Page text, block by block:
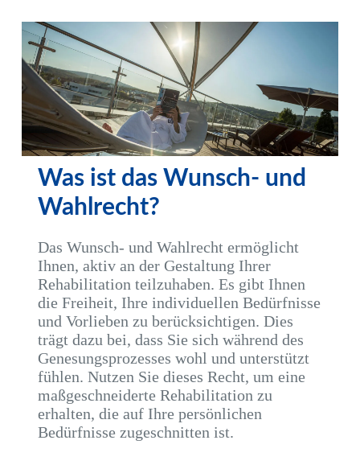
Was ist das Wunsch- und
Wahlrecht?
Das Wunsch- und Wahlrecht ermöglicht
Ihnen, aktiv an der Gestaltung Ihrer
Rehabilitation teilzuhaben. Es gibt Ihnen
die Freiheit, Ihre individuellen Bedürfnisse
und Vorlieben zu berücksichtigen. Dies
trägt dazu bei, dass Sie sich während des
Genesungsprozesses wohl und unterstützt
fühlen. Nutzen Sie dieses Recht, um eine
maßgeschneiderte Rehabilitation zu
erhalten, die auf Ihre persönlichen
Bedürfnisse zugeschnitten ist.